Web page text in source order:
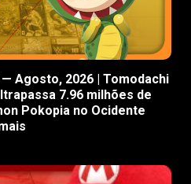
Agosto, 2026 | Tomodachi
7.96 milhões de
Pokopia no Ocidente